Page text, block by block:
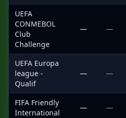
UEFA
CONMEBOL
Club
Challenge
— —
UEFA Europa
league -
Qualif
— —
FIFA Friendly
International
— —